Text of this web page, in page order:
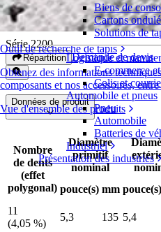
Outil de recherche de tapis
Obtenez des informations
composants et nos accessoires, entre
Vue d'ensemble des produits
Biens de
Cartons
Solutions de
Logistique et
E-commerce
Colis et
Automobile et pneus
Pneu
Automobile
Batteries de
Industriel
Présentation des industries
Pignons en acétal
Série 2200
Répartition Demande de devis
Données de produit
Nombre
de dents
(effet
polygonal)
Diamètre
primitif
nominal
pouce(s) mm pouce(s)
11
(4,05 %)
5,3 135 5,4